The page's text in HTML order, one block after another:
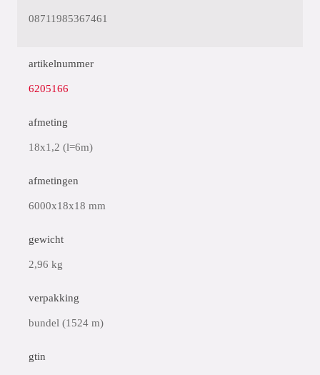
08711985367461
artikelnummer
6205166
afmeting
18x1,2 (l=6m)
afmetingen
6000x18x18 mm
gewicht
2,96 kg
verpakking
bundel (1524 m)
gtin